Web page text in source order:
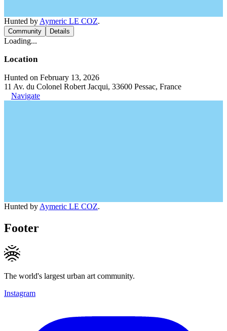
Hunted by Aymeric LE COZ.
Community Details
Loading...
Location
Hunted on February 13, 2026
11 Av. du Colonel Robert Jacqui, 33600 Pessac, France
Navigate
Hunted by Aymeric LE COZ.
Footer
The world's largest urban art community.
Instagram